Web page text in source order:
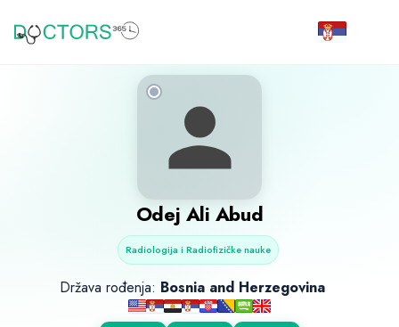
Odej Ali Abud
Radiologija i Radiofizičke nauke
Država rođenja: Bosnia and Herzegovina